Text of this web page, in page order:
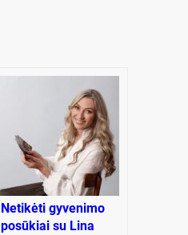
Netikėti gyvenimo
posūkiai su Lina